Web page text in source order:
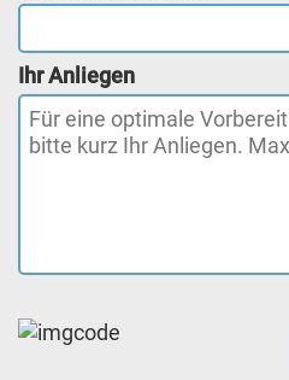
Ihr Anliegen